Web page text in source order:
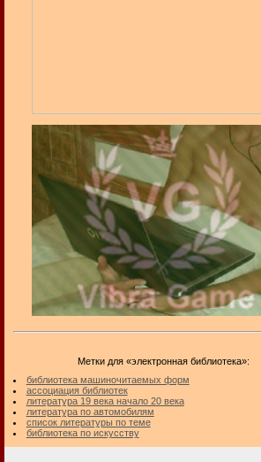
Метки для «электронная библиотека»:
библиотека машиночитаемых форм
ассоциация библиотек
литература 19 века начало 20 века
литература по автомобилям
список литературы по теме
библиотека по искусству